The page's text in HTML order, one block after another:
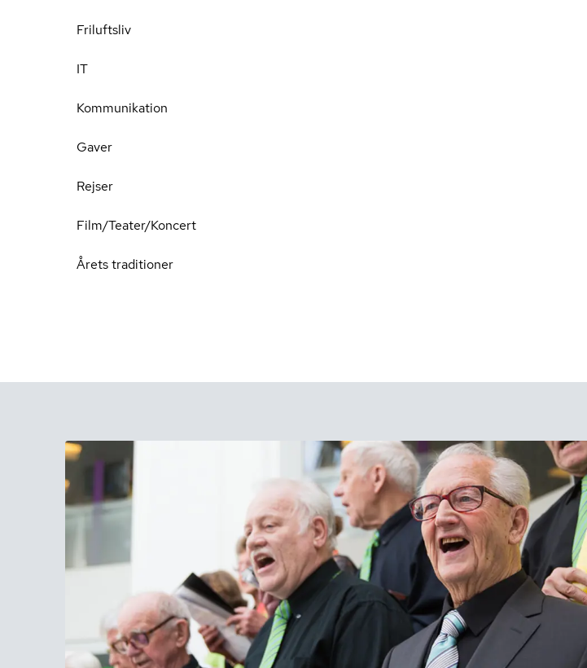
Friluftsliv
IT
Kommunikation
Gaver
Rejser
Film/Teater/Koncert
Årets traditioner